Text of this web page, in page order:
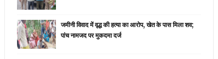
जमीनी विवाद में वृद्ध की हत्या का आरोप, खेत के पास मिला शव;
पांच नामजद पर मुकदमा दर्ज